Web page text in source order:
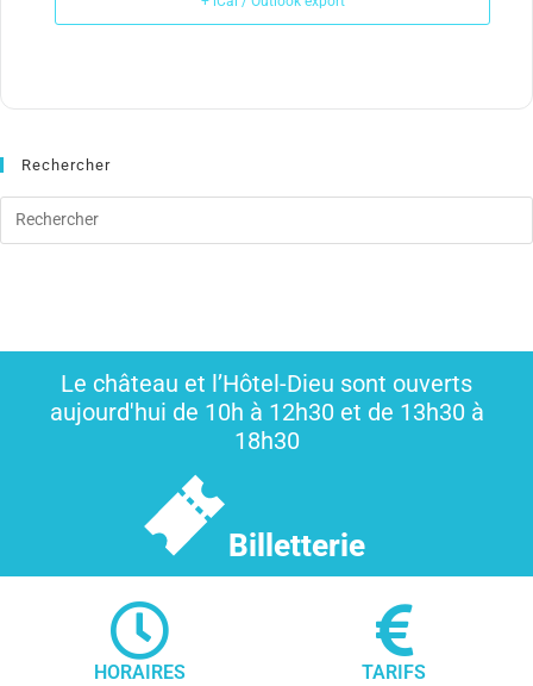
Rechercher
Le château et l’Hôtel-Dieu sont ouverts
aujourd'hui de 10h à 12h30 et de 13h30 à
18h30
Billetterie
HORAIRES TARIFS